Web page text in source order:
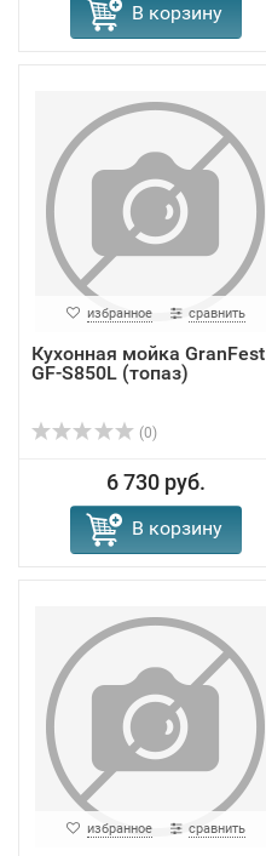
В корзину
избранное сравнить
Кухонная мойка GranFest
GF-S850L (топаз)
(0)
6 730 руб.
В корзину
избранное сравнить